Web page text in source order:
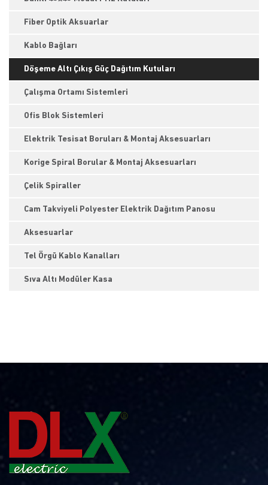
Fiber Optik Aksuarlar
Kablo Bağları
Döşeme Altı Çıkış Güç Dağıtım Kutuları
Çalışma Ortamı Sistemleri
Ofis Blok Sistemleri
Elektrik Tesisat Boruları & Montaj Aksesuarları
Korige Spiral Borular & Montaj Aksesuarları
Çelik Spiraller
Cam Takviyeli Polyester Elektrik Dağıtım Panosu
Aksesuarlar
Tel Örgü Kablo Kanalları
Sıva Altı Modüler Kasa